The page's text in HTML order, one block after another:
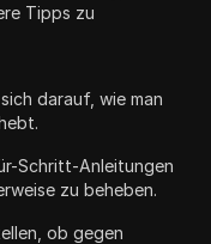
Tipps zu
darauf, wie man
Schritt-Anleitungen
zu beheben.
ob gegen